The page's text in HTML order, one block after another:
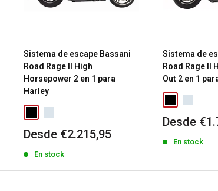
Sistema de escape Bassani
Road Rage II High
Horsepower 2 en 1 para
Harley
Precio
venta
Desde €2.215,95
En stock
Sistema de
Road Rage II
Out 2 en 1
Precio
venta
Desde
En stock